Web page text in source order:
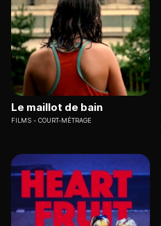
Le maillot de bain
FILMS COURT-MÉTRAGE